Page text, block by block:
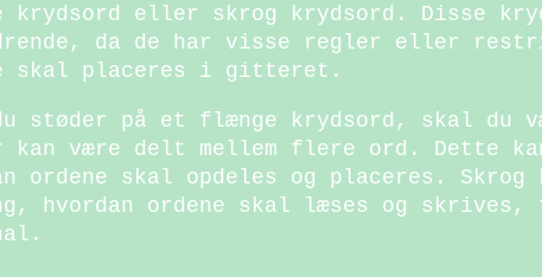
krydsord eller skrog krydsord. Disse
da de har visse regler eller
skal placeres i gitteret.
støder på et flænge krydsord, skal du
være delt mellem flere ord. Dette
ordene skal opdeles og placeres.
hvordan ordene skal læses og